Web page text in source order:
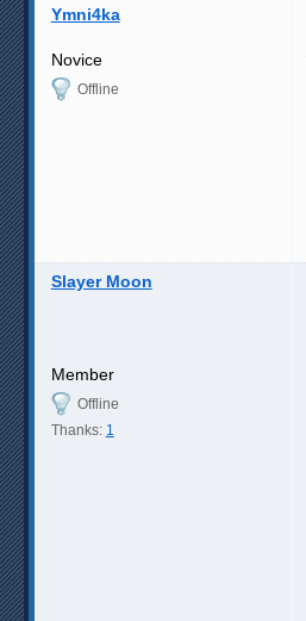
Ymni4ka
Novice
Offline
Slayer Moon
Member
Offline
Thanks: 1